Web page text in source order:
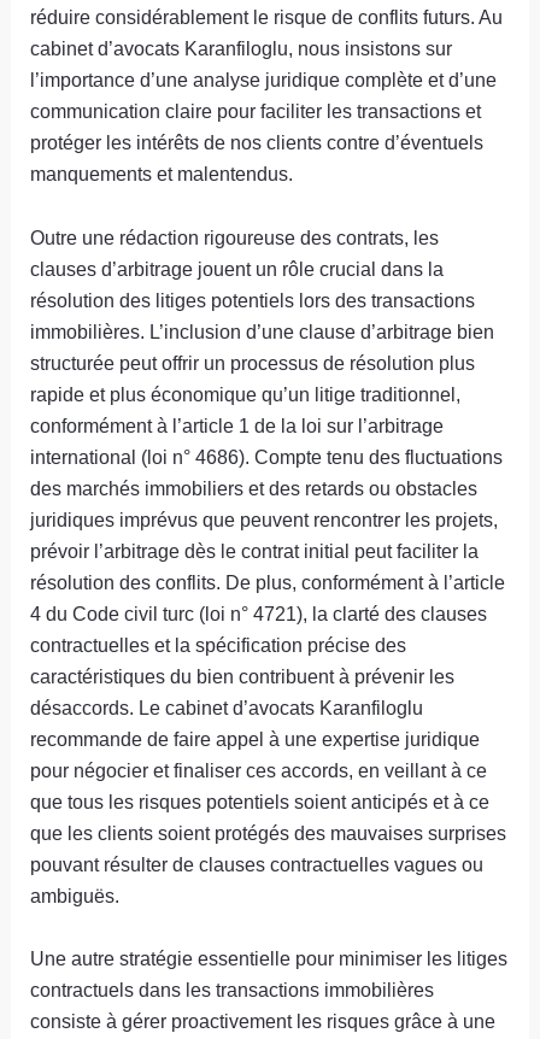
réduire considérablement le risque de conflits futurs. Au
cabinet d’avocats Karanfiloglu, nous insistons sur
l’importance d’une analyse juridique complète et d’une
communication claire pour faciliter les transactions et
protéger les intérêts de nos clients contre d’éventuels
manquements et malentendus.
Outre une rédaction rigoureuse des contrats, les
clauses d’arbitrage jouent un rôle crucial dans la
résolution des litiges potentiels lors des transactions
immobilières. L’inclusion d’une clause d’arbitrage bien
structurée peut offrir un processus de résolution plus
rapide et plus économique qu’un litige traditionnel,
conformément à l’article 1 de la loi sur l’arbitrage
international (loi n° 4686). Compte tenu des fluctuations
des marchés immobiliers et des retards ou obstacles
juridiques imprévus que peuvent rencontrer les projets,
prévoir l’arbitrage dès le contrat initial peut faciliter la
résolution des conflits. De plus, conformément à l’article
4 du Code civil turc (loi n° 4721), la clarté des clauses
contractuelles et la spécification précise des
caractéristiques du bien contribuent à prévenir les
désaccords. Le cabinet d’avocats Karanfiloglu
recommande de faire appel à une expertise juridique
pour négocier et finaliser ces accords, en veillant à ce
que tous les risques potentiels soient anticipés et à ce
que les clients soient protégés des mauvaises surprises
pouvant résulter de clauses contractuelles vagues ou
ambiguës.
Une autre stratégie essentielle pour minimiser les litiges
contractuels dans les transactions immobilières
consiste à gérer proactivement les risques grâce à une